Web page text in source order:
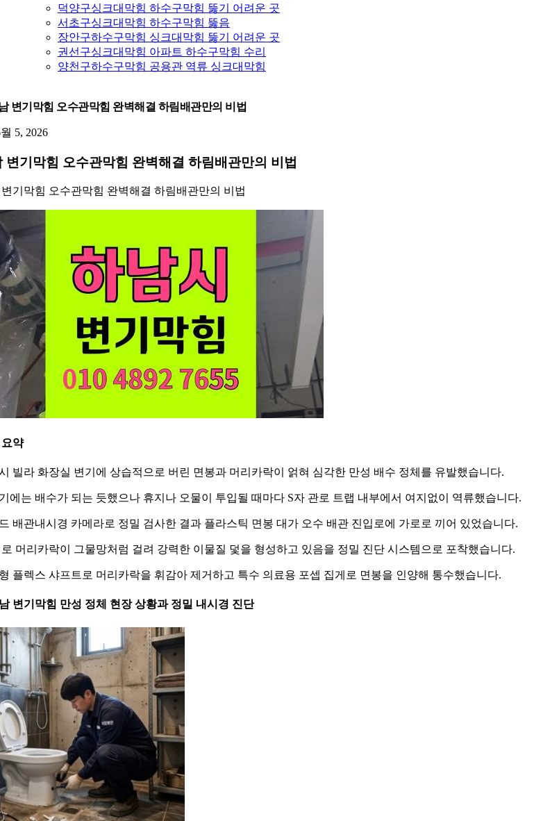
덕양구싱크대막힘 하수구막힘 뚫기 어려운 곳
서초구싱크대막힘 하수구막힘 뚫음
장안구하수구막힘 싱크대막힘 뚫기 어려운 곳
권선구싱크대막힘 아파트 하수구막힘 수리
양천구하수구막힘 공용관 역류 싱크대막힘
변기막힘 오수관막힘 완벽해결 하림배관만의 비법
5, 2026
변기막힘 오수관막힘 완벽해결 하림배관만의 비법
기막힘 오수관막힘 완벽해결 하림배관만의 비법
약
빌라 화장실 변기에 상습적으로 버린 면봉과 머리카락이 얽혀 심각한 만성 배수 정체를 유발했습니다.
에는 배수가 되는 듯했으나 휴지나 오물이 투입될 때마다 S자 관로 트랩 내부에서 여지없이 역류했습니다.
배관내시경 카메라로 정밀 검사한 결과 플라스틱 면봉 대가 오수 배관 진입로에 가로로 끼어 있었습니다.
머리카락이 그물망처럼 걸려 강력한 이물질 덫을 형성하고 있음을 정밀 진단 시스템으로 포착했습니다.
플렉스 샤프트로 머리카락을 휘감아 제거하고 특수 의료용 포셉 집게로 면봉을 인양해 통수했습니다.
변기막힘 만성 정체 현장 상황과 정밀 내시경 진단